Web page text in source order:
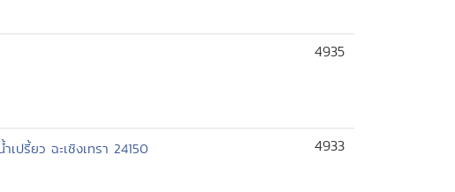
4935
ปรี้ยว ฉะเชิงเทรา 24150 4933